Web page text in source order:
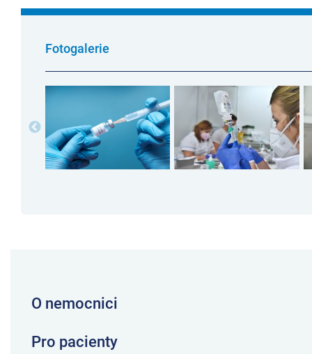
Fotogalerie
O nemocnici
Pro pacienty